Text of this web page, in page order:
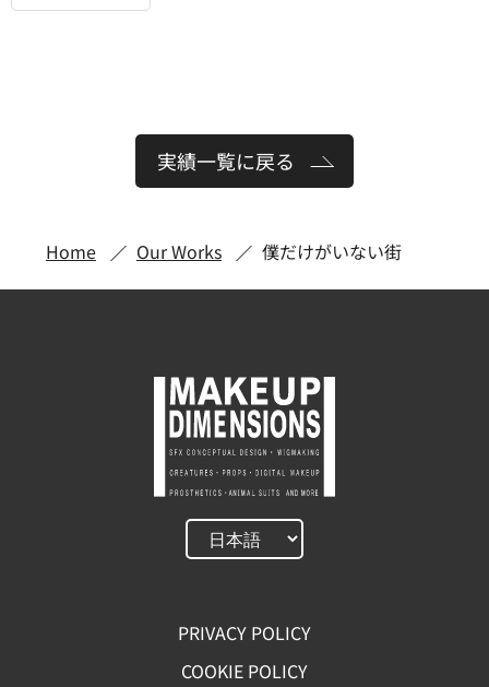
実績一覧に戻る
Home Our Works 僕だけがいない街
PRIVACY POLICY
COOKIE POLICY